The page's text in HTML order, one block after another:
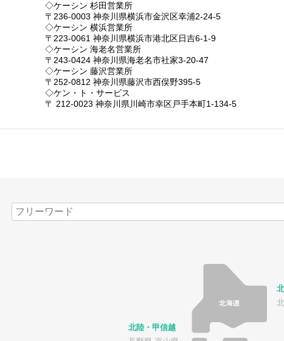
◇ケーシン 杉田営業所
〒236-0003 神奈川県横浜市金沢区幸浦2-24-5
◇ケーシン 横浜営業所
〒223-0061 神奈川県横浜市港北区日吉6-1-9
◇ケーシン 海老名営業所
〒243-0424 神奈川県海老名市社家3-20-47
◇ケーシン 藤沢営業所
〒252-0812 神奈川県藤沢市西俣野395-5
◇ケン・ト・サービス
〒 212-0023 神奈川県川崎市幸区戸手本町1-134-5
北陸・甲信越